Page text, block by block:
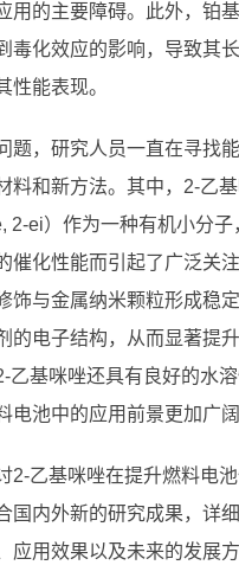
用的主要障碍。此外，铂
毒化效应的影响，导致其长
性能表现。
题，研究人员一直在寻找
料和新方法。其中，2-乙
2-ei）作为一种有机小分
催化性能而引起了广泛关
饰与金属纳米颗粒形成稳
的电子结构，从而显著提
乙基咪唑还具有良好的水溶
电池中的应用前景更加广阔
2-乙基咪唑在提升燃料电
国内外新的研究成果，详
应用效果以及未来的发展